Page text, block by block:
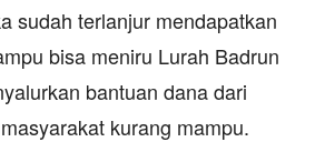
sudah terlanjur mendapatkan
bisa meniru Lurah Badrun
bantuan dana dari
kurang mampu.